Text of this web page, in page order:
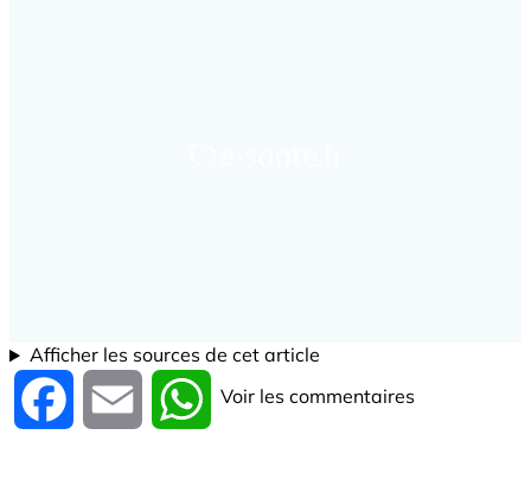
Afficher les sources de cet article
Facebook Email WhatsApp
Voir les commentaires